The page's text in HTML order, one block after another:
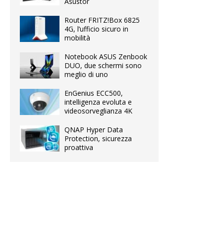
Router FRITZ!Box 6825
4G, l’ufficio sicuro in
mobilità
Notebook ASUS Zenbook
DUO, due schermi sono
meglio di uno
EnGenius ECC500,
intelligenza evoluta e
videosorveglianza 4K
QNAP Hyper Data
Protection, sicurezza
proattiva